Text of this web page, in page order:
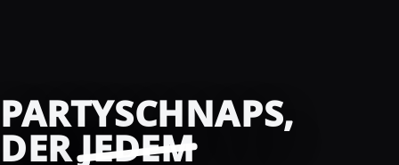
PARTYSCHNAPS,
DERJEDEM